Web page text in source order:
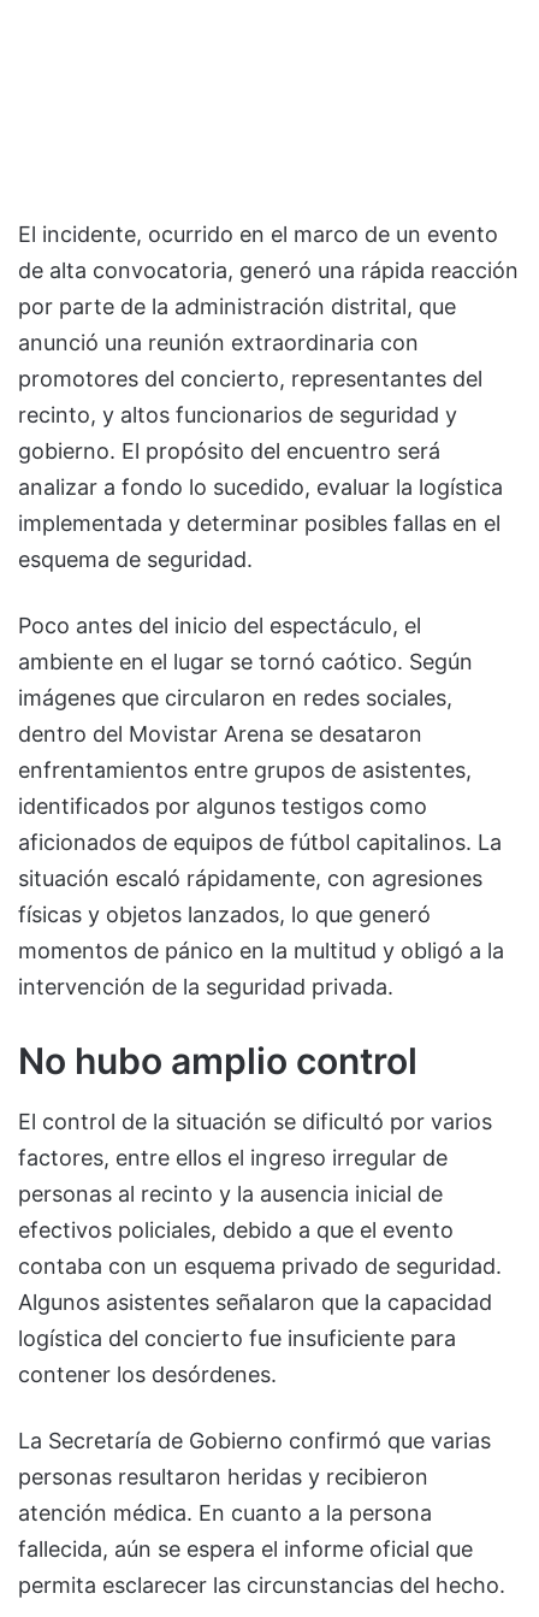
El incidente, ocurrido en el marco de un evento
de alta convocatoria, generó una rápida reacción
por parte de la administración distrital, que
anunció una reunión extraordinaria con
promotores del concierto, representantes del
recinto, y altos funcionarios de seguridad y
gobierno. El propósito del encuentro será
analizar a fondo lo sucedido, evaluar la logística
implementada y determinar posibles fallas en el
esquema de seguridad.
Poco antes del inicio del espectáculo, el
ambiente en el lugar se tornó caótico. Según
imágenes que circularon en redes sociales,
dentro del Movistar Arena se desataron
enfrentamientos entre grupos de asistentes,
identificados por algunos testigos como
aficionados de equipos de fútbol capitalinos. La
situación escaló rápidamente, con agresiones
físicas y objetos lanzados, lo que generó
momentos de pánico en la multitud y obligó a la
intervención de la seguridad privada.
No hubo amplio control
El control de la situación se dificultó por varios
factores, entre ellos el ingreso irregular de
personas al recinto y la ausencia inicial de
efectivos policiales, debido a que el evento
contaba con un esquema privado de seguridad.
Algunos asistentes señalaron que la capacidad
logística del concierto fue insuficiente para
contener los desórdenes.
La Secretaría de Gobierno confirmó que varias
personas resultaron heridas y recibieron
atención médica. En cuanto a la persona
fallecida, aún se espera el informe oficial que
permita esclarecer las circunstancias del hecho.